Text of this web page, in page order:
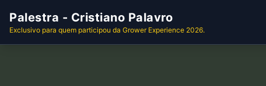
Palestra - Cristiano Palavro
Exclusivo para quem participou da Grower Experience 2026.